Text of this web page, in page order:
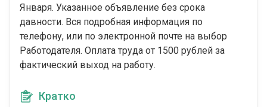
Января. Указанное объявление без срока
давности. Вся подробная информация по
телефону, или по электронной почте на выбор
Работодателя. Оплата труда от 1500 рублей за
фактический выход на работу.
Кратко